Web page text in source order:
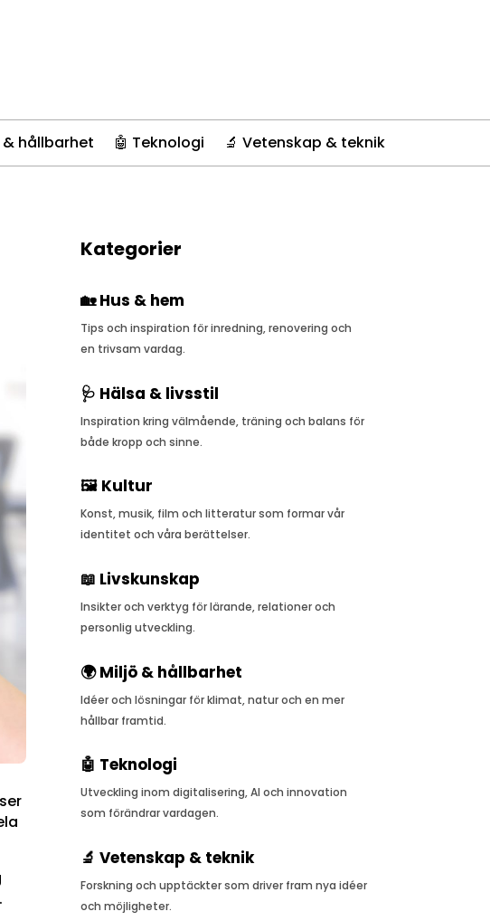
& hållbarhet 🤖 Teknologi 🔬 Vetenskap & teknik
Kategorier
🏡 Hus & hem
Tips och inspiration för inredning, renovering och
en trivsam vardag.
🩺 Hälsa & livsstil
Inspiration kring välmående, träning och balans för
både kropp och sinne.
🖼️ Kultur
Konst, musik, film och litteratur som formar vår
identitet och våra berättelser.
📖 Livskunskap
Insikter och verktyg för lärande, relationer och
personlig utveckling.
🌍 Miljö & hållbarhet
Idéer och lösningar för klimat, natur och en mer
hållbar framtid.
🤖 Teknologi
Utveckling inom digitalisering, AI och innovation
som förändrar vardagen.
🔬 Vetenskap & teknik
Forskning och upptäckter som driver fram nya idéer
och möjligheter.